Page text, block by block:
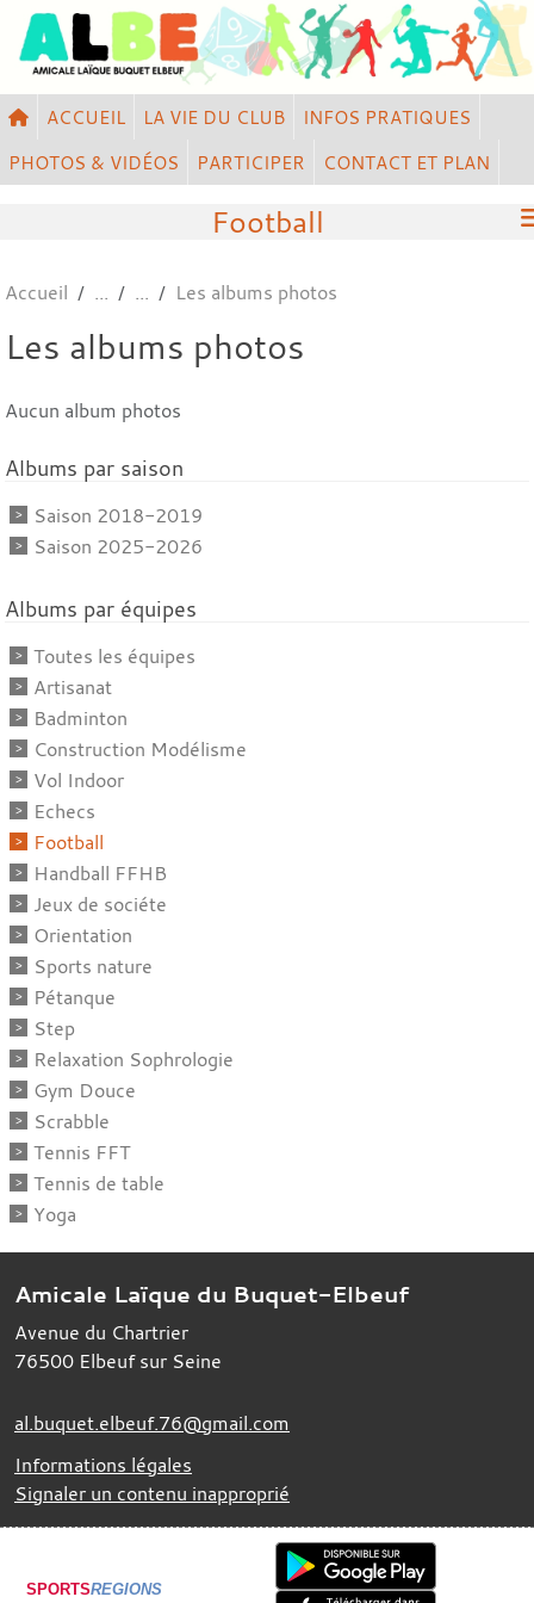
ACCUEIL LA VIE DU CLUB
INFOS PRATIQUES
PHOTOS & VIDÉOS
PARTICIPER CONTACT ET PLAN
Football
Accueil Les albums photos
Les albums photos
Aucun album photos
Albums par saison
Saison 2018-2019
Saison 2025-2026
Albums par équipes
Toutes les équipes
Artisanat
Badminton
Construction Modélisme
Vol Indoor
Echecs
Football
Handball FFHB
Jeux de sociéte
Orientation
Sports nature
Pétanque
Step
Relaxation Sophrologie
Gym Douce
Scrabble
Tennis FFT
Tennis de table
Yoga
Amicale Laïque du Buquet-Elbeuf
Avenue du Chartrier
76500 Elbeuf sur Seine
al.buquet.elbeuf.76@gmail.com
Informations légales
Signaler un contenu inapproprié
SPORTSREGIONS
Panneau de gestion des cookies